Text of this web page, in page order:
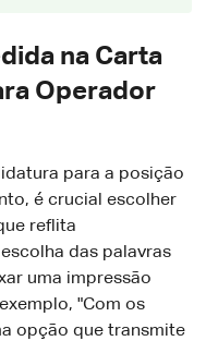
na Carta
Operador
para a posição
é crucial escolher
reflita
das palavras
uma impressão
"Com os
opção que transmite